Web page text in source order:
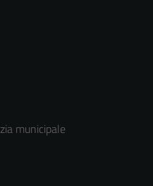
municipale